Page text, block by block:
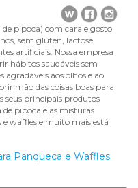
pipoca) com cara e gosto
sem glúten, lactose,
artificiais. Nossa empresa
hábitos saudáveis sem
agradáveis aos olhos e ao
mão das coisas boas para
seus principais produtos
pipoca e as misturas
e waffles e muito mais está
Panqueca e Waffles